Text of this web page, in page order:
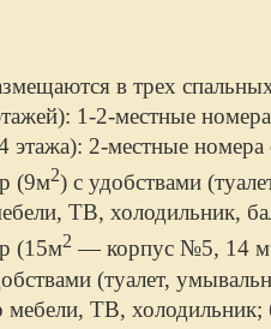
в трех
1-2-местные
2-местные номера
(9м2) с удобствами
ТВ, холодильник,
(15м2 — корпус №5, 14 м
(туалет,
ТВ, холодильник;